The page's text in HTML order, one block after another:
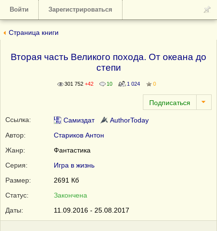
Войти Зарегистрироваться
Страница книги
Вторая часть Великого похода. От океана до
степи
301 752 +42 10 1 024 0
Ссылка: Самиздат
AuthorToday
Автор:
Стариков Антон
Жанр:
Фантастика
Серия:
Игра в жизнь
Размер:
2691 Кб
Статус:
Закончена
Даты:
11.09.2016 - 25.08.2017